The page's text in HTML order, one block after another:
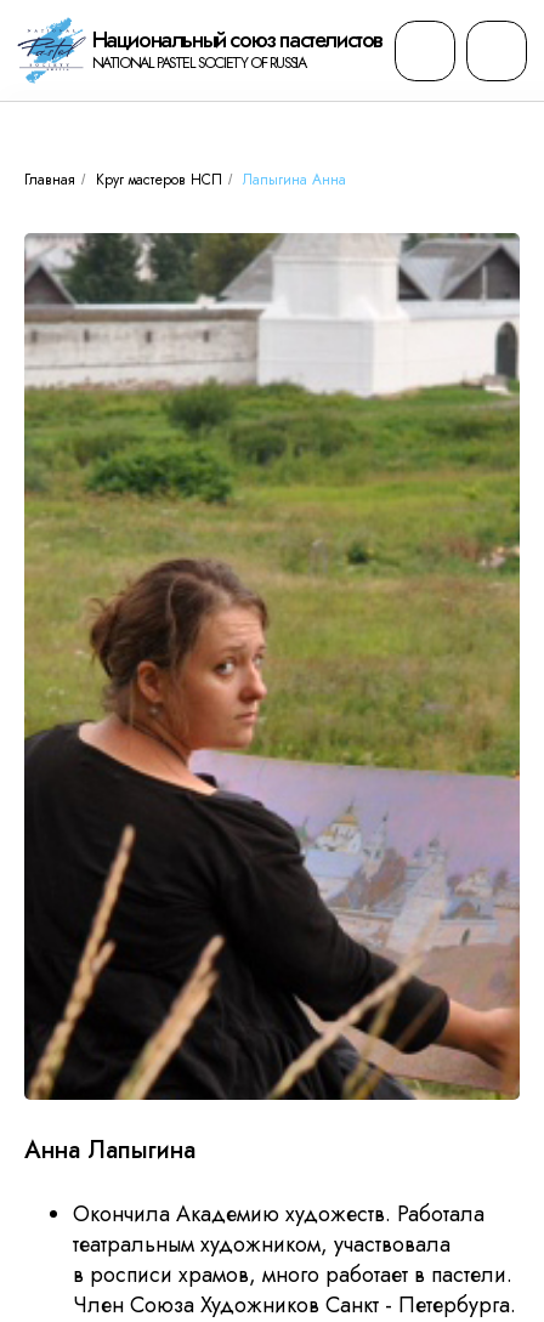
Национальный cоюз пастелистов
NATIONAL PASTEL SOCIETY OF RUSSIA
Главная / Круг мастеров НСП / Лапыгина Анна
Анна Лапыгина
Окончила Академию художеств. Работала
театральным художником, участвовала
в росписи храмов, много работает в пастели.
Член Союза Художников Санкт - Петербурга.